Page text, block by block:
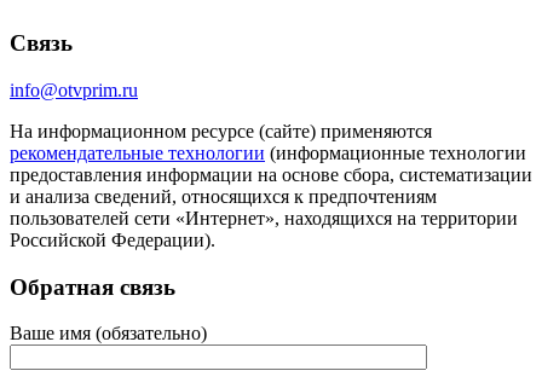
Связь
info@otvprim.ru
На информационном ресурсе (сайте) применяются
рекомендательные технологии (информационные технологии
предоставления информации на основе сбора, систематизации
и анализа сведений, относящихся к предпочтениям
пользователей сети «Интернет», находящихся на территории
Российской Федерации).
Обратная связь
Ваше имя (обязательно)